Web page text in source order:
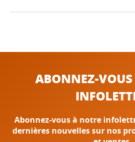
ABONNEZ-VOUS
Abonnez-vous à notre
dernières nouvelles sur nos